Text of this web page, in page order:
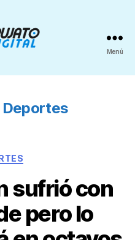
Menú
Deportes
sufrió con
pero lo